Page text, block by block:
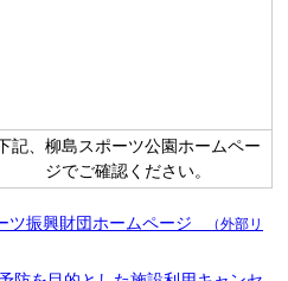
記、柳島スポーツ公園ホームペー
ジでご確認ください。
ツ振興財団ホームページ （外部リ